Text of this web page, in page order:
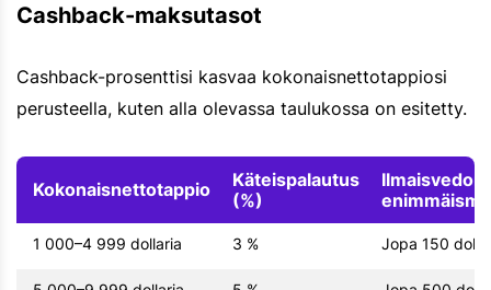
Cashback-maksutasot
Cashback-prosenttisi kasvaa kokonaisnettotappiosi
perusteella, kuten alla olevassa taulukossa on esitetty.
Kokonaisnettotappio
Käteispalautus
(%)
Ilmaisvedon
1 000–4 999 dollaria 3 % Jopa 150